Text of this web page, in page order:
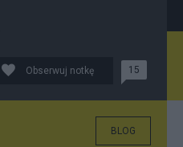
Obserwuj notkę 15
BLOG